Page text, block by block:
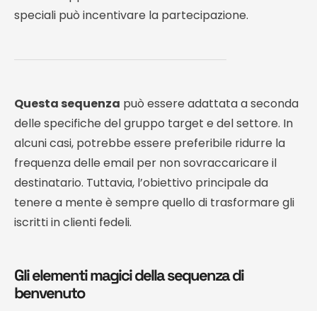
speciali può incentivare la partecipazione.
Questa sequenza può essere adattata a seconda
delle specifiche del gruppo target e del settore. In
alcuni casi, potrebbe essere preferibile ridurre la
frequenza delle email per non sovraccaricare il
destinatario. Tuttavia, l’obiettivo principale da
tenere a mente è sempre quello di trasformare gli
iscritti in clienti fedeli.
Gli elementi magici della sequenza di
benvenuto